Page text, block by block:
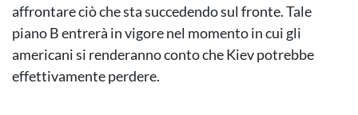
affrontare ciò che sta succedendo sul fronte. Tale
piano B entrerà in vigore nel momento in cui gli
americani si renderanno conto che Kiev potrebbe
effettivamente perdere.